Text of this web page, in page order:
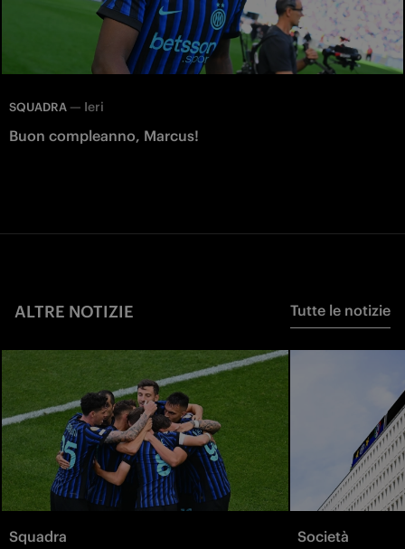
SQUADRA — Ieri
Buon compleanno, Marcus!
ALTRE NOTIZIE Tutte le notizie
Squadra Società